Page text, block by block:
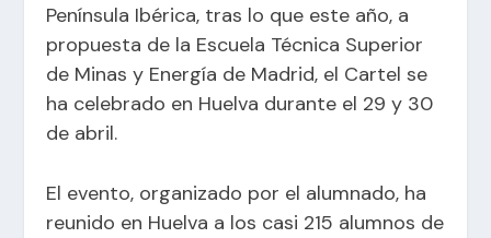
Península Ibérica, tras lo que este año, a
propuesta de la Escuela Técnica Superior
de Minas y Energía de Madrid, el Cartel se
ha celebrado en Huelva durante el 29 y 30
de abril.
El evento, organizado por el alumnado, ha
reunido en Huelva a los casi 215 alumnos de